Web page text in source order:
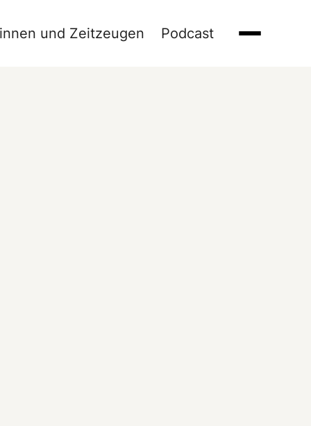
und Zeitzeugen Podcast